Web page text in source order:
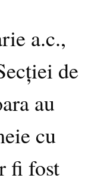
a.c.,
de
au
cu
fi fost